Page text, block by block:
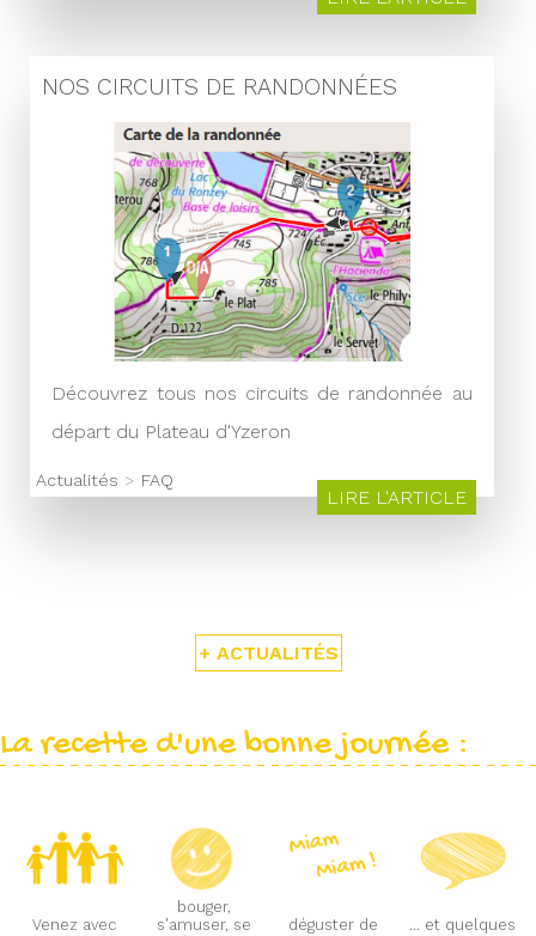
NOS CIRCUITS DE RANDONNÉES
Découvrez tous nos circuits de randonnée au
départ du Plateau d'Yzeron
Actualités > FAQ
LIRE L'ARTICLE
+ ACTUALITÉS
La recette d'une bonne journée :
Venez avec
bouger,
s'amuser, se
déguster de
... et quelques